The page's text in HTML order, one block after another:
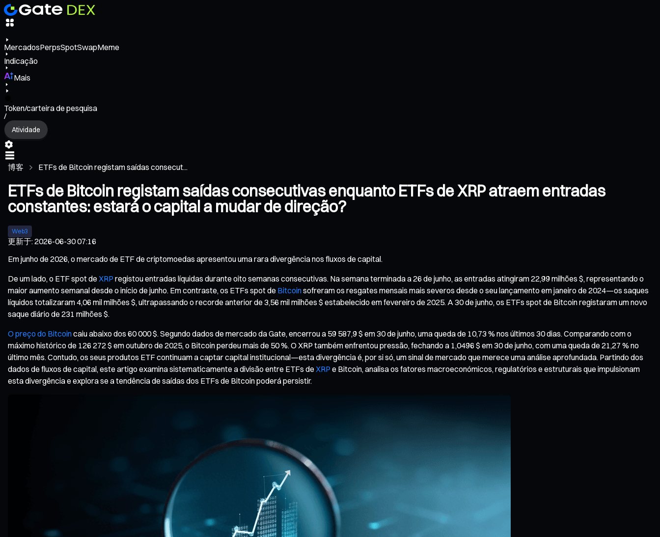
MercadosPerpsSpotSwapMeme
Indicação
Mais
Token/carteira de pesquisa
/
Atividade
博客 ETFs de Bitcoin registam saídas consecut...
ETFs de Bitcoin registam saídas consecutivas enquanto ETFs de XRP atraem entradas
constantes: estará o capital a mudar de direção?
Web3
更新于:2026-06-30 07:16
Em junho de 2026, o mercado de ETF de criptomoedas apresentou uma rara divergência nos fluxos de capital.
De um lado, o ETF spot de XRP registou entradas líquidas durante oito semanas consecutivas. Na semana terminada a 26 de junho, as entradas atingiram 22,99 milhões $, representando o
maior aumento semanal desde o início de junho. Em contraste, os ETFs spot de Bitcoinsofreram os resgates mensais mais severos desde o seu lançamento em janeiro de 2024—os saques
líquidos totalizaram 4,06 mil milhões $, ultrapassando o recorde anterior de 3,56 mil milhões $ estabelecido em fevereiro de 2025. A 30 de junho, os ETFs spot de Bitcoin registaram um novo
saque diário de 231 milhões $.
O preço do Bitcoincaiu abaixo dos 60 000 $. Segundo dados de mercado da Gate, encerrou a 59 587,9 $ em 30 de junho, uma queda de 10,73 % nos últimos 30 dias. Comparando com o
máximo histórico de 126 272 $ em outubro de 2025, o Bitcoin perdeu mais de 50 %. O XRP também enfrentou pressão, fechando a 1,0496 $ em 30 de junho, com uma queda de 21,27 % no
último mês. Contudo, os seus produtos ETF continuam a captar capital institucional—esta divergência é, por si só, um sinal de mercado que merece uma análise aprofundada. Partindo dos
dados de fluxos de capital, este artigo examina sistematicamente a divisão entre ETFs de XRP e Bitcoin, analisa os fatores macroeconómicos, regulatórios e estruturais que impulsionam
esta divergência e explora se a tendência de saídas dos ETFs de Bitcoin poderá persistir.